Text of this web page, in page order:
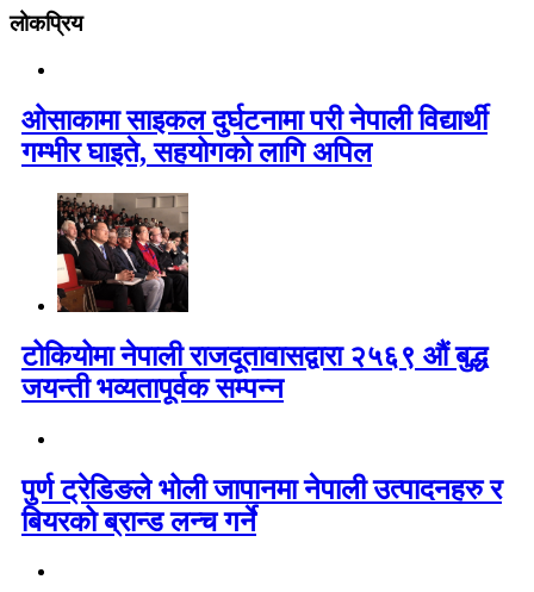
लोकप्रिय
ओसाकामा साइकल दुर्घटनामा परी नेपाली विद्यार्थी
गम्भीर घाइते, सहयोगको लागि अपिल
टोकियोमा नेपाली राजदूतावासद्वारा २५६९ औं बुद्ध
जयन्ती भव्यतापूर्वक सम्पन्न
पुर्ण ट्रेडिङले भोली जापानमा नेपाली उत्पादनहरु र
बियरको ब्रान्ड लन्च गर्ने